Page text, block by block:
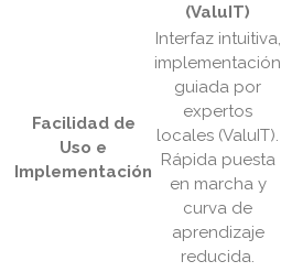
(ValuIT)
Facilidad de
Uso e
Implementación
Interfaz intuitiva,
implementación
guiada por
expertos
locales (ValuIT).
Rápida puesta
en marcha y
curva de
aprendizaje
reducida.